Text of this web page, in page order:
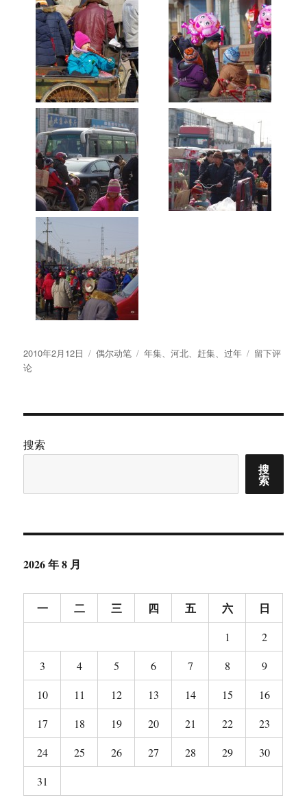
发
布
2010年2月12日
分
偶尔动笔
标
年集、河北、 赶集、过年
于
北
县
清
凉
店
集
留下评
论
搜索
搜
索
2026 年 8 月
一 二 三 四 五 六 日
1
2
3
4 5 6 7 8
9
10
11 12 13 14 15
16
17
18 19 20 21 22
23
24
25 26 27 28 29
30
31